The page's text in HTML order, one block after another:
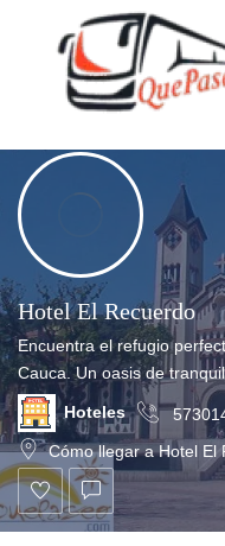
Show Sidebar
Hotel El Recuerdo
Encuentra el refugio
Cauca. Un oasis de
Hoteles
Cómo llegar a Hotel El